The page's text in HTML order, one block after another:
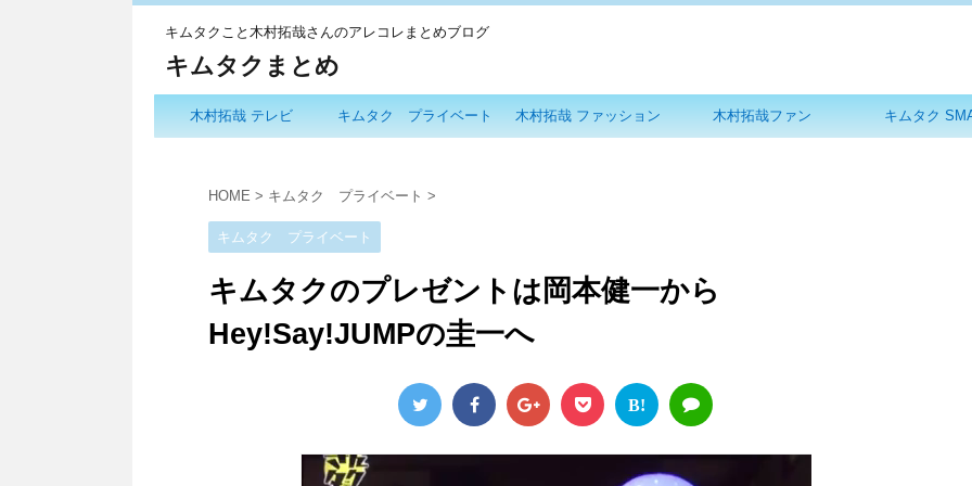
キムタクこと木村拓哉さんのアレコレまとめブログ
キムタクまとめ
木村拓哉 テレビ キムタク プライベート 木村拓哉 ファッション 木村拓哉ファン キムタク
HOME > キムタク プライベート >
キムタク プライベート
キムタクのプレゼントは岡本健一から
Hey!Say!JUMPの圭一へ
B!